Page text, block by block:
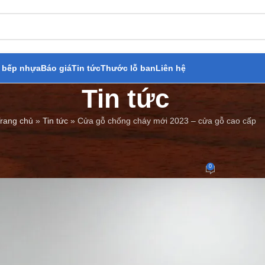
bếp nhựaBáo giáTin tứcThước lỗ banLiên hệ
Tin tức
chủ » Tin tức» Cửa gỗ chống cháy mới 2023 – cửa gỗ cao cấp
chống cháy mới 2023 – cửa gỗ
0